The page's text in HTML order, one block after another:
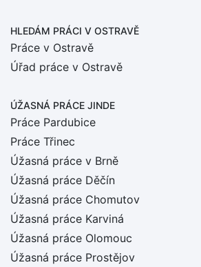
HLEDÁM PRÁCI V OSTRAVĚ
Práce v Ostravě
Úřad práce v Ostravě
ÚŽASNÁ PRÁCE JINDE
Práce Pardubice
Práce Třinec
Úžasná práce v Brně
Úžasná práce Děčín
Úžasná práce Chomutov
Úžasná práce Karviná
Úžasná práce Olomouc
Úžasná práce Prostějov